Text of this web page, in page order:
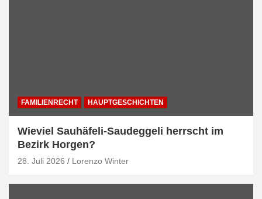
FAMILIENRECHT HAUPTGESCHICHTEN
Wieviel Sauhäfeli-Saudeggeli herrscht im
Bezirk Horgen?
28. Juli 2026 Lorenzo Winter